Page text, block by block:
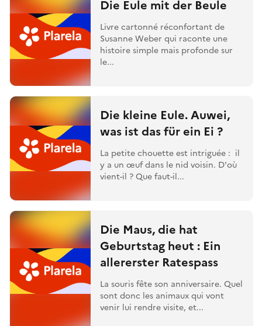
Die Eule mit der Beule
Livre cartonné réconfortant de
Susanne Weber qui raconte une
histoire simple mais profonde sur
le...
Die kleine Eule. Auwei,
was ist das für ein Ei ?
La petite chouette est intriguée : il
y a un œuf dans le nid voisin. D'où
vient-il ? Que faut-il...
Die Maus, die hat
Geburtstag heut : Ein
allererster Ratespass
La souris fête son anniversaire. Quel
sont donc les animaux qui vont
venir lui rendre visite, et...